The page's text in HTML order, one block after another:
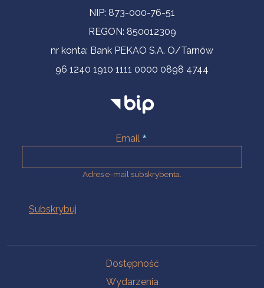
NIP: 873-000-76-51
REGON: 850012309
nr konta: Bank PEKAO S.A. O/Tarnów
96 1240 1910 1111 0000 0898 4744
Email
Adres e-mail subskrybenta.
Dostępność
Wydarzenia